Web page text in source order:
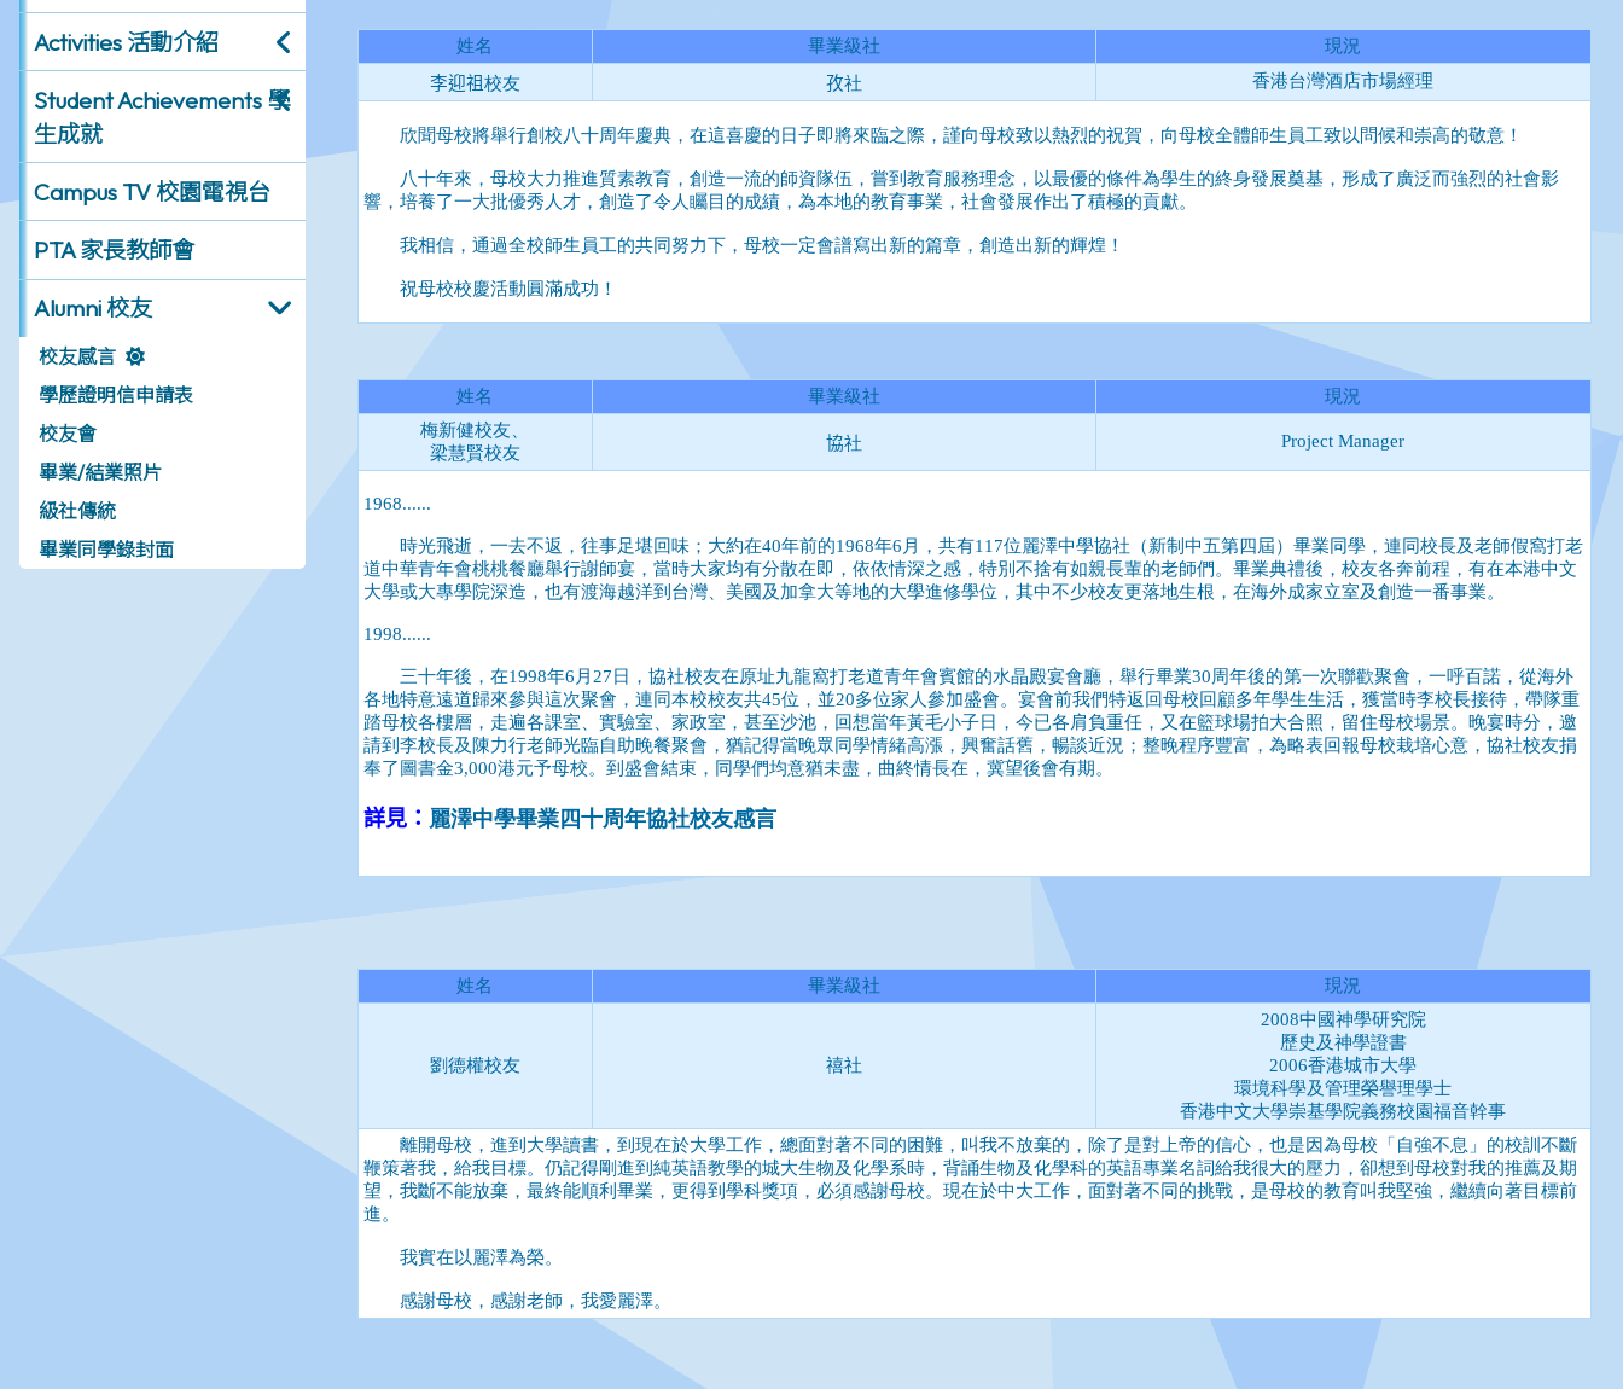
Activities 活動介紹
Student Achievements 學
生成就
Campus TV 校園電視台
PTA 家長教師會
Alumni 校友
校友感言
學歷證明信申請表
校友會
畢業/結業照片
級社傳統
畢業同學錄封面